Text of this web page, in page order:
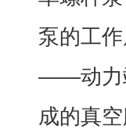
泵的工
——动力
成的真